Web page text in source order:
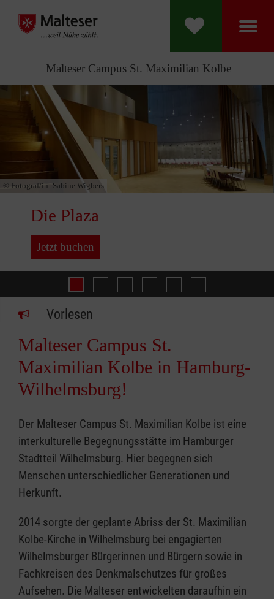
Malteser Campus St. Maximilian Kolbe
© Fotograf/in: Sabine Wigbers
Die Plaza
Jetzt buchen
Die PlazaIntegration
SeniorenHospizarbeit
Beratung
Vorlesen
Malteser Campus St.
Maximilian Kolbe in Hamburg-
Wilhelmsburg!
Der Malteser Campus St. Maximilian Kolbe ist eine
interkulturelle Begegnungsstätte im Hamburger
Stadtteil Wilhelmsburg. Hier begegnen sich
Menschen unterschiedlicher Generationen und
Herkunft.
2014 sorgte der geplante Abriss der St. Maximilian
Kolbe-Kirche in Wilhelmsburg bei engagierten
Wilhelmsburger Bürgerinnen und Bürgern sowie in
Fachkreisen des Denkmalschutzes für großes
Aufsehen. Die Malteser entwickelten daraufhin ein